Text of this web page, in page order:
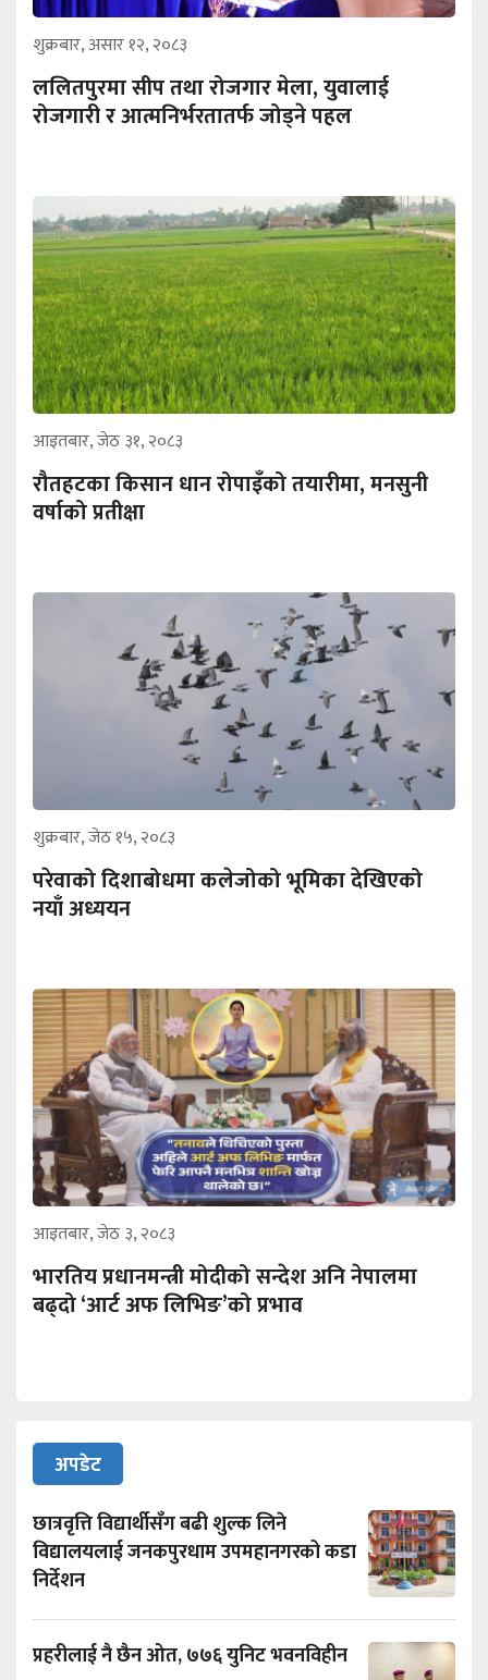
शुक्रबार, असार १२, २०८३
ललितपुरमा सीप तथा रोजगार मेला, युवालाई
रोजगारी र आत्मनिर्भरतातर्फ जोड्ने पहल
आइतबार, जेठ ३१, २०८३
रौतहटका किसान धान रोपाइँको तयारीमा, मनसुनी
वर्षाको प्रतीक्षा
शुक्रबार, जेठ १५, २०८३
परेवाको दिशाबोधमा कलेजोको भूमिका देखिएको
नयाँ अध्ययन
आइतबार, जेठ ३, २०८३
भारतिय प्रधानमन्त्री मोदीको सन्देश अनि नेपालमा
बढ्दो ‘आर्ट अफ लिभिङ’को प्रभाव
अपडेट
छात्रवृत्ति विद्यार्थीसँग बढी शुल्क लिने
विद्यालयलाई जनकपुरधाम उपमहानगरको कडा
निर्देशन
प्रहरीलाई नै छैन ओत, ७७६ युनिट भवनविहीन